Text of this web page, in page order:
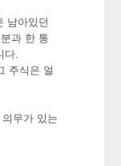
남아있던
과 한 통
다.
주식은 얼
무가 있는